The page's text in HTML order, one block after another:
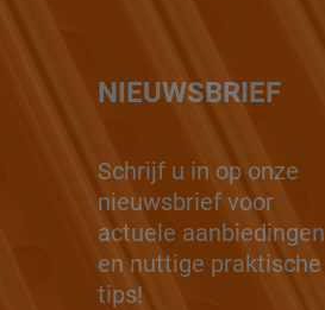
NIEUWSBRIEF
Schrijf u in op onze
nieuwsbrief voor
actuele aanbiedingen
en nuttige praktische
tips!